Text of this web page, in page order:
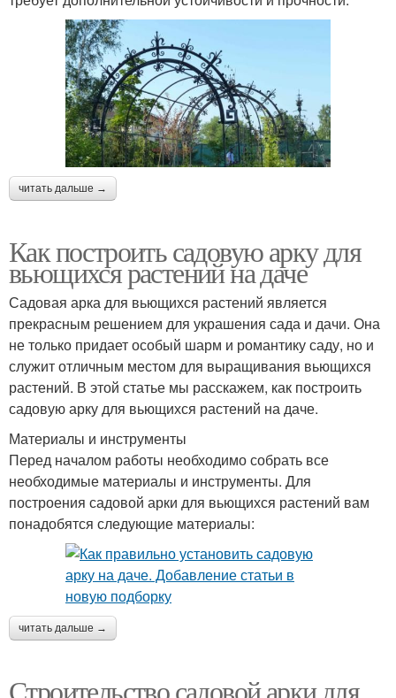
читать дальше →
Как построить садовую арку для
вьющихся растений на даче
Садовая арка для вьющихся растений является
прекрасным решением для украшения сада и дачи. Она
не только придает особый шарм и романтику саду, но и
служит отличным местом для выращивания вьющихся
растений. В этой статье мы расскажем, как построить
садовую арку для вьющихся растений на даче.
Материалы и инструменты
Перед началом работы необходимо собрать все
необходимые материалы и инструменты. Для
построения садовой арки для вьющихся растений вам
понадобятся следующие материалы:
читать дальше →